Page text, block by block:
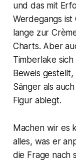
und das mit
Werdegangs
lange zur
Charts. Aber
Timberlake
Beweis
Sänger als
Figur ablegt.
Machen wir es
alles, was er
die Frage nach